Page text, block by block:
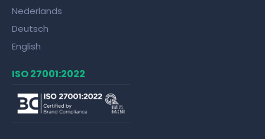
Nederlands
Deutsch
English
ISO 27001:2022